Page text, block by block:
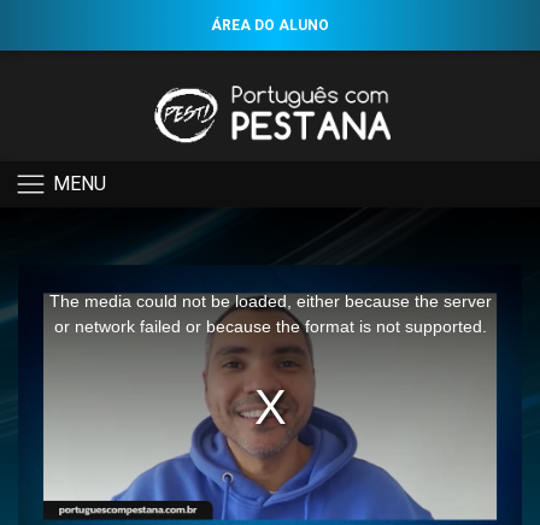
ÁREA DO ALUNO
MENU
The media could not be loaded, either because the server
or network failed or because the format is not supported.